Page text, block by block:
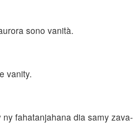
sono vanità.
vanity.
fahatanjahana dia samy zava-